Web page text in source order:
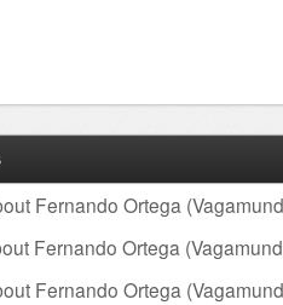
Fernando Ortega
Fernando Ortega
Fernando Ortega